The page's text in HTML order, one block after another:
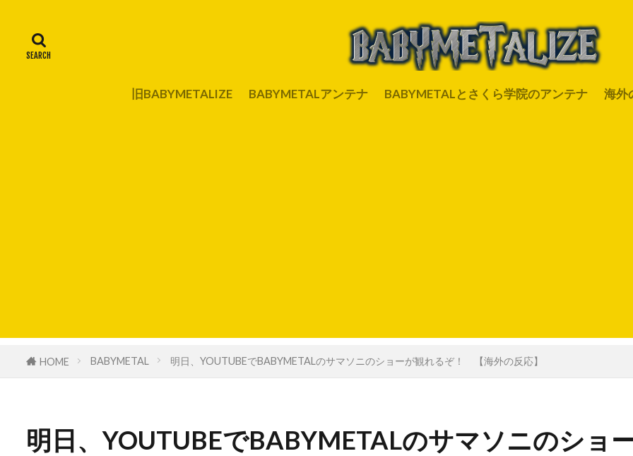
旧BABYMETALIZE BABYMETALアンテナ BABYMETALとさくら学院のアンテナ 海外
HOME BABYMETAL 明日、YOUTUBEでBABYMETALのサマソニのショーが観れるぞ！ 【海外の反応】
明日、YOUTUBEでBABYMETALのサマソニのショ